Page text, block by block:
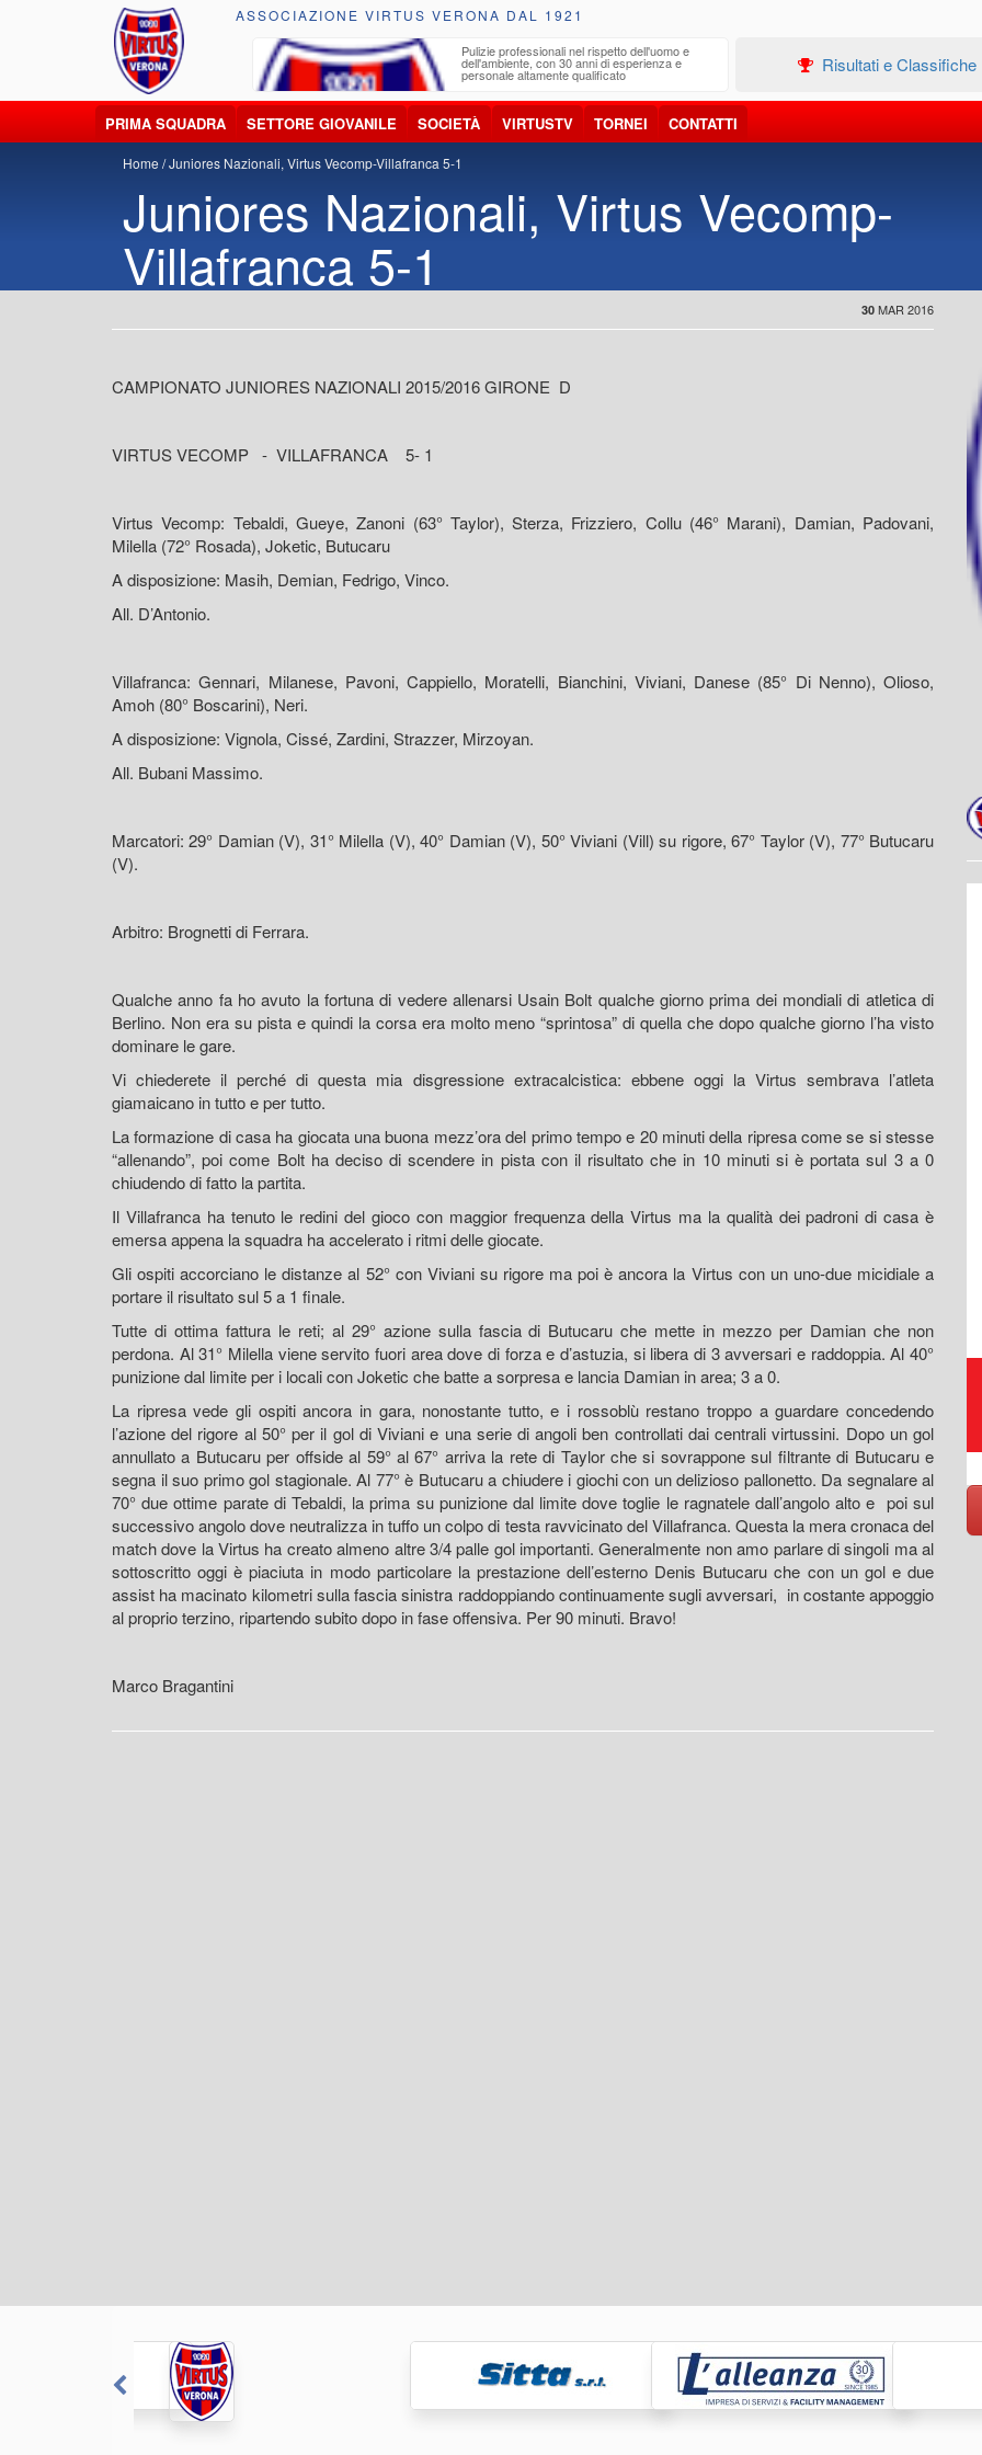
ASSOCIAZIONE VIRTUS VERONA DAL 1921
trasporto, smaltimento e recupero di Pulizie professionali nel rispetto dell'uomo e
dell'ambiente, con 30 anni di esperienza e
personale altamente qualificato Risultati e Classifiche
PRIMA SQUADRA SETTORE GIOVANILE SOCIETÀ VIRTUSTV TORNEI CONTATTI
Home Juniores Nazionali, Virtus Vecomp-Villafranca 5-1
Juniores Nazionali, Virtus Vecomp-
Villafranca 5-1
30 MAR 2016
CAMPIONATO JUNIORES NAZIONALI 2015/2016 GIRONE D
VIRTUS VECOMP - VILLAFRANCA 5- 1
Virtus Vecomp: Tebaldi, Gueye, Zanoni (63° Taylor), Sterza, Frizziero, Collu (46° Marani), Damian, Padovani,
Milella (72° Rosada), Joketic, Butucaru
A disposizione: Masih, Demian, Fedrigo, Vinco.
All. D’Antonio.
Villafranca: Gennari, Milanese, Pavoni, Cappiello, Moratelli, Bianchini, Viviani, Danese (85° Di Nenno), Olioso,
Amoh (80° Boscarini), Neri.
A disposizione: Vignola, Cissé, Zardini, Strazzer, Mirzoyan.
All. Bubani Massimo.
Marcatori: 29° Damian (V), 31° Milella (V), 40° Damian (V), 50° Viviani (Vill) su rigore, 67° Taylor (V), 77° Butucaru
(V).
Arbitro: Brognetti di Ferrara.
Qualche anno fa ho avuto la fortuna di vedere allenarsi Usain Bolt qualche giorno prima dei mondiali di atletica di
Berlino. Non era su pista e quindi la corsa era molto meno “sprintosa” di quella che dopo qualche giorno l’ha visto
dominare le gare.
Vi chiederete il perché di questa mia disgressione extracalcistica: ebbene oggi la Virtus sembrava l’atleta
giamaicano in tutto e per tutto.
La formazione di casa ha giocata una buona mezz’ora del primo tempo e 20 minuti della ripresa come se si stesse
“allenando”, poi come Bolt ha deciso di scendere in pista con il risultato che in 10 minuti si è portata sul 3 a 0
chiudendo di fatto la partita.
Il Villafranca ha tenuto le redini del gioco con maggior frequenza della Virtus ma la qualità dei padroni di casa è
emersa appena la squadra ha accelerato i ritmi delle giocate.
Gli ospiti accorciano le distanze al 52° con Viviani su rigore ma poi è ancora la Virtus con un uno-due micidiale a
portare il risultato sul 5 a 1 finale.
Tutte di ottima fattura le reti; al 29° azione sulla fascia di Butucaru che mette in mezzo per Damian che non
perdona. Al 31° Milella viene servito fuori area dove di forza e d’astuzia, si libera di 3 avversari e raddoppia. Al 40°
punizione dal limite per i locali con Joketic che batte a sorpresa e lancia Damian in area; 3 a 0.
La ripresa vede gli ospiti ancora in gara, nonostante tutto, e i rossoblù restano troppo a guardare concedendo
l’azione del rigore al 50° per il gol di Viviani e una serie di angoli ben controllati dai centrali virtussini. Dopo un gol
annullato a Butucaru per offside al 59° al 67° arriva la rete di Taylor che si sovrappone sul filtrante di Butucaru e
segna il suo primo gol stagionale. Al 77° è Butucaru a chiudere i giochi con un delizioso pallonetto. Da segnalare al
70° due ottime parate di Tebaldi, la prima su punizione dal limite dove toglie le ragnatele dall’angolo alto e poi sul
successivo angolo dove neutralizza in tuffo un colpo di testa ravvicinato del Villafranca. Questa la mera cronaca del
match dove la Virtus ha creato almeno altre 3/4 palle gol importanti. Generalmente non amo parlare di singoli ma al
sottoscritto oggi è piaciuta in modo particolare la prestazione dell’esterno Denis Butucaru che con un gol e due
assist ha macinato kilometri sulla fascia sinistra raddoppiando continuamente sugli avversari, in costante appoggio
al proprio terzino, ripartendo subito dopo in fase offensiva. Per 90 minuti. Bravo!
Marco Bragantini
Raccolta, trasporto,
smaltimento, riciclo rifiuti
https://www.eversrl.it - +39 045 513362